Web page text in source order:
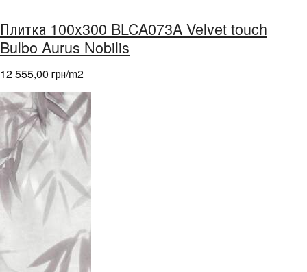
Плитка 100x300 BLCA073A Velvet touch
Bulbo Aurus Nobilis
12 555,00 грн/m2